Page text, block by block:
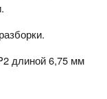
длиной 6,75 мм